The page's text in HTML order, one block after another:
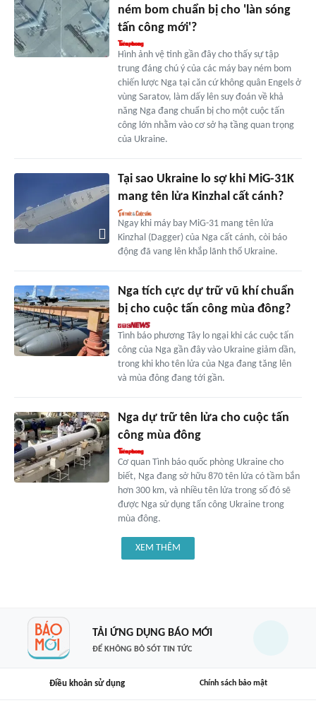
ném bom chuẩn bị cho 'làn sóng
tấn công mới'?
Hình ảnh vệ tinh gần đây cho thấy sự tập
trung đáng chú ý của các máy bay ném bom
chiến lược Nga tại căn cứ không quân Engels ở
vùng Saratov, làm dấy lên suy đoán về khả
năng Nga đang chuẩn bị cho một cuộc tấn
công lớn nhằm vào cơ sở hạ tầng quan trọng
của Ukraine.
Tại sao Ukraine lo sợ khi MiG-31K
mang tên lửa Kinzhal cất cánh?
Ngay khi máy bay MiG-31 mang tên lửa
Kinzhal (Dagger) của Nga cất cánh, còi báo
động đã vang lên khắp lãnh thổ Ukraine.
Nga tích cực dự trữ vũ khí chuẩn
bị cho cuộc tấn công mùa đông?
Tình báo phương Tây lo ngại khi các cuộc tấn
công của Nga gần đây vào Ukraine giảm dần,
trong khi kho tên lửa của Nga đang tăng lên
và mùa đông đang tới gần.
Nga dự trữ tên lửa cho cuộc tấn
công mùa đông
Cơ quan Tình báo quốc phòng Ukraine cho
biết, Nga đang sở hữu 870 tên lửa có tầm bắn
hơn 300 km, và nhiều tên lửa trong số đó sẽ
được Nga sử dụng tấn công Ukraine trong
mùa đông.
XEM THÊM
TẢI ỨNG DỤNG BÁO MỚI
ĐỂ KHÔNG BỎ SÓT TIN TỨC
Điều khoản sử dụng Chính sách bảo mật